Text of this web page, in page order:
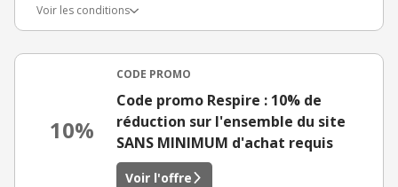
Voir les conditions
10%
CODE PROMO
Code promo Respire : 10% de
réduction sur l'ensemble du site
SANS MINIMUM d'achat requis
Voir l'offre